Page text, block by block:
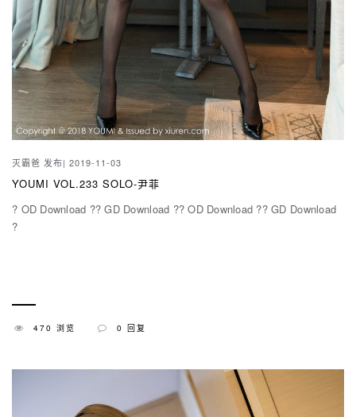
灭霸爸 发布| 2019-11-03
YOUMI VOL.233 SOLO-尹菲
? OD Download ?? GD Download ?? OD Download ?? GD Download
?
470 浏览 0 回复